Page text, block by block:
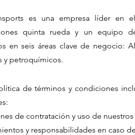
es una empresa líder
quinta rueda y un equipo
en seis áreas clave de negocio:
y petroquímicos.
de términos y condiciones
de contratación y uso de
y responsabilidades en caso